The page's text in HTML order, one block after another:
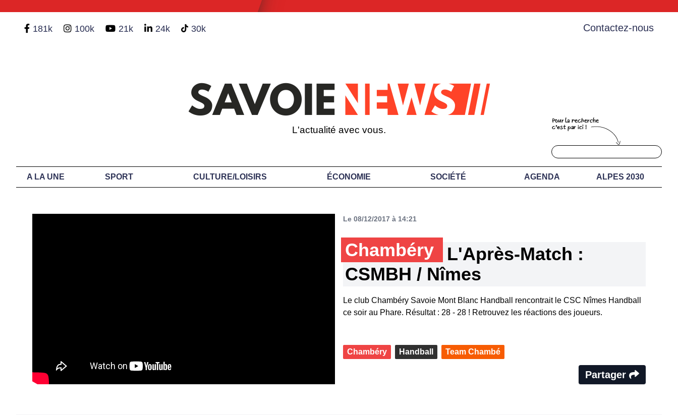
181k 100k 21k 24k 30k Contactez-nous
L'actualité avec vous.
A LA UNE SPORT CULTURE/LOISIRS ÉCONOMIE SOCIÉTÉ AGENDA ALPES 2030
Le 08/12/2017 à 14:21
Chambéry
L'Après-Match :
CSMBH / Nîmes
Le club Chambéry Savoie Mont Blanc Handball rencontrait le CSC Nîmes Handball
ce soir au Phare. Résultat : 28 - 28 ! Retrouvez les réactions des joueurs.
Chambéry Handball Team Chambé
Partager